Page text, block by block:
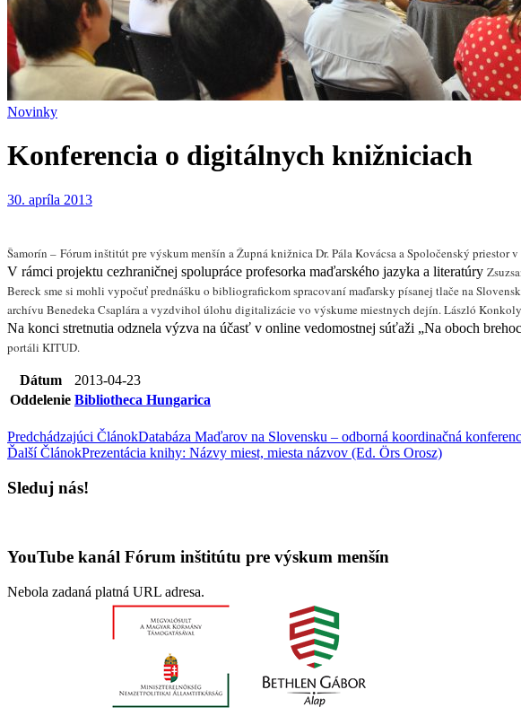
Novinky
Konferencia o digitálnych knižniciach
30. apríla 2013
Šamorín – Fórum inštitút pre výskum menšín a Župná knižnica Dr. Pála Kovácsa a Spoločenský priestor
V rámci projektu cezhraničnej spolupráce profesorka maďarského jazyka a literatúry
Bereck sme si mohli vypočuť prednášku o bibliografickom spracovaní maďarsky písanej tlače na
archívu BenedekaCsapláraa vyzdvihol úlohu digitalizácie vo výskume miestnych dejín.László Konkoly
Na konci stretnutia odznela výzva na účasť v online vedomostnej súťaži „Na oboch
portáli KITUD.
Dátum
2013-04-23
Oddelenie Bibliotheca Hungarica
Predchádzajúci ČlánokDatabáza Maďarov na Slovensku – odborná koordinačná
Ďalší ČlánokPrezentácia knihy: Názvy miest, miesta názvov (Ed. Örs Orosz)
Sleduj nás!
YouTube kanál Fórum inštitútu pre výskum menšín
Nebola zadaná platná URL adresa.